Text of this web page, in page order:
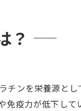
？
ンを栄養源と
疫力が低下し